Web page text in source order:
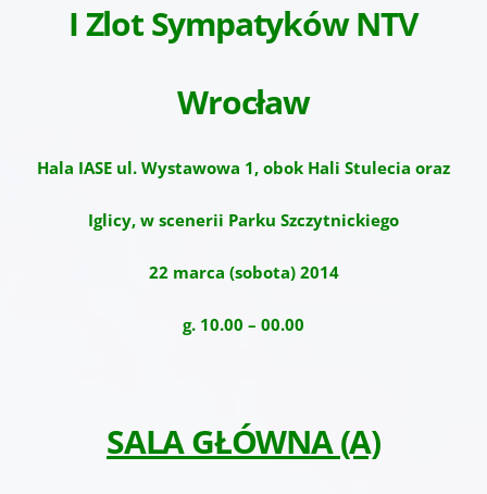
I Zlot Sympatyków NTV
Wrocław
Hala IASE ul. Wystawowa 1, obok Hali Stulecia oraz
Iglicy, w scenerii Parku Szczytnickiego
22 marca (sobota) 2014
g. 10.00 – 00.00
SALA GŁÓWNA (A)